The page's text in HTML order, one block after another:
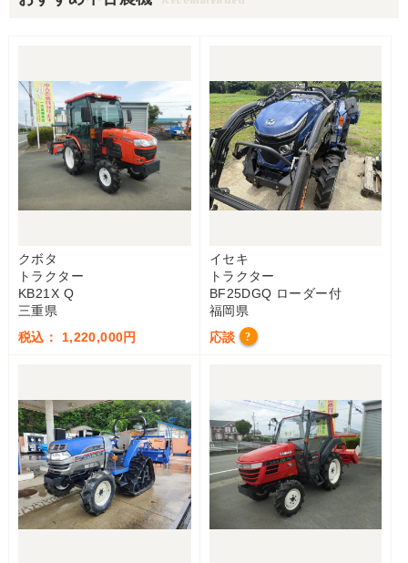
クボタ
トラクター
KB21X Q
三重県
税込： 1,220,000円
イセキ
トラクター
BF25DGQ ローダー付
福岡県
応談
?